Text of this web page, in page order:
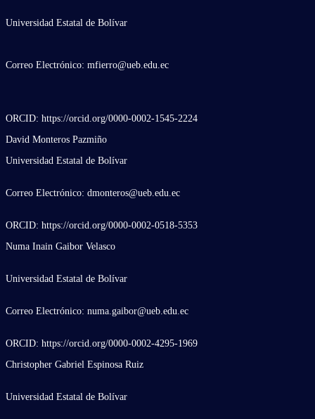
Universidad Estatal de Bolívar
Correo Electrónico: mfierro@ueb.edu.ec
ORCID: https://orcid.org/0000-0002-1545-2224
David Monteros Pazmiño
Universidad Estatal de Bolívar
Correo Electrónico: dmonteros@ueb.edu.ec
ORCID: https://orcid.org/0000-0002-0518-5353
Numa Inain Gaibor Velasco
Universidad Estatal de Bolívar
Correo Electrónico: numa.gaibor@ueb.edu.ec
ORCID: https://orcid.org/0000-0002-4295-1969
Christopher Gabriel Espinosa Ruiz
Universidad Estatal de Bolívar